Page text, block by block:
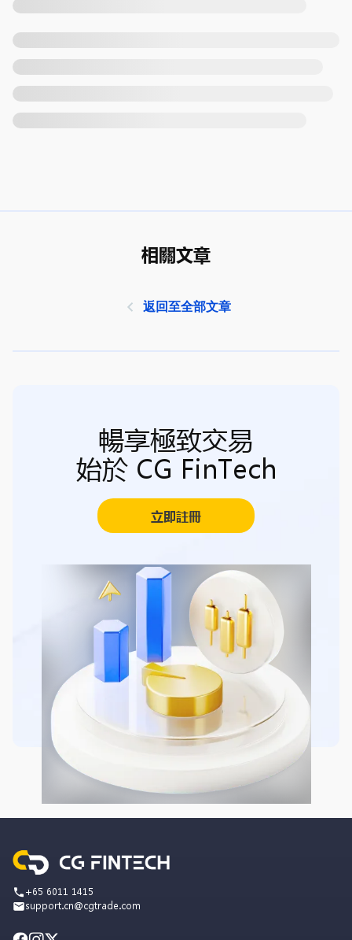
相關文章
返回至全部文章
暢享極致交易
始於 CG FinTech
立即註冊
+65 6011 1415
support.cn@cgtrade.com